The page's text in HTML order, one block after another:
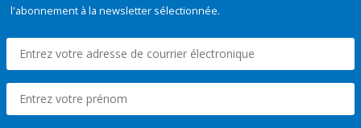
l'abonnement à la newsletter sélectionnée.